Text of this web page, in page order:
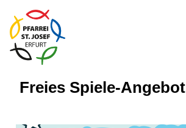
Freies Spiele-Angebot